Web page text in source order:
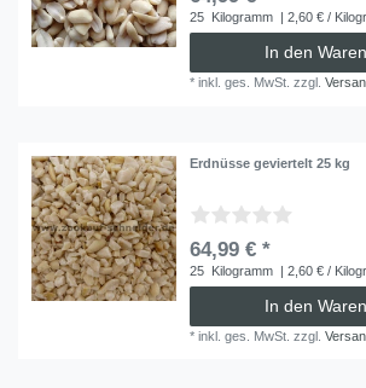
25 Kilogramm | 2,60 € /
In den
*inkl. ges. MwSt. zzgl.
Erdnüsse geviertelt 25 kg
64,99 € *
25 Kilogramm | 2,60 € /
In den
*inkl. ges. MwSt. zzgl.